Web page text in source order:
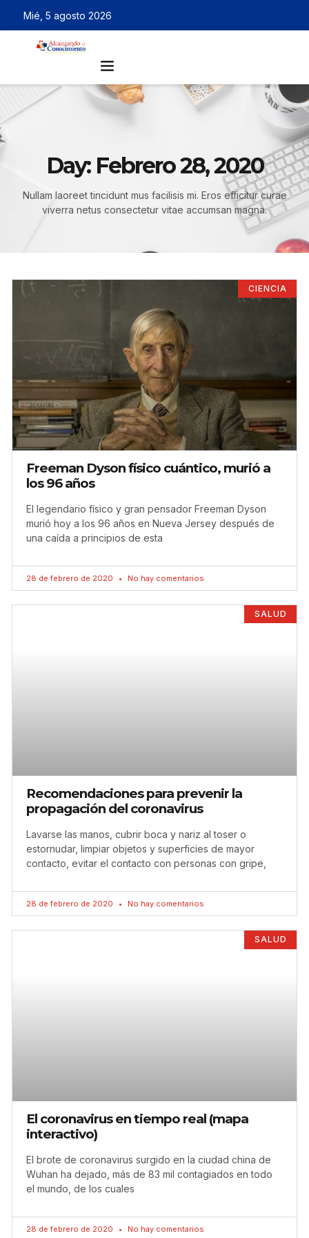
Mié, 5 agosto 2026
Day: Febrero 28, 2020
Nullam laoreet tincidunt mus facilisis mi. Eros efficitur curae
viverra netus consectetur vitae accumsan magna.
CIENCIA
Freeman Dyson físico cuántico, murió a
los 96 años
El legendario físico y gran pensador Freeman Dyson
murió hoy a los 96 años en Nueva Jersey después de
una caída a principios de esta
28 de febrero de 2020 No hay comentarios
SALUD
Recomendaciones para prevenir la
propagación del coronavirus
Lavarse las manos, cubrir boca y nariz al toser o
estornudar, limpiar objetos y superficies de mayor
contacto, evitar el contacto con personas con gripe,
28 de febrero de 2020 No hay comentarios
SALUD
El coronavirus en tiempo real (mapa
interactivo)
El brote de coronavirus surgido en la ciudad china de
Wuhan ha dejado, más de 83 mil contagiados en todo
el mundo, de los cuales
28 de febrero de 2020 No hay comentarios